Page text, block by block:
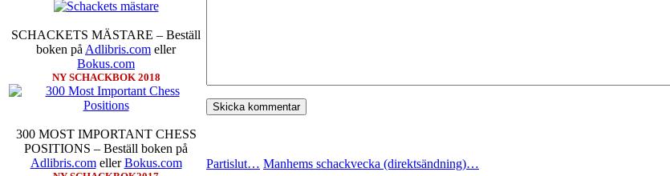
SCHACKETS MÄSTARE – Beställ
boken på Adlibris.com eller
Bokus.com
NY SCHACKBOK 2018
300 MOST IMPORTANT CHESS
POSITIONS – Beställ boken på
Adlibris.comellerBokus.com Partislut… Manhems schackvecka (direktsändning)…